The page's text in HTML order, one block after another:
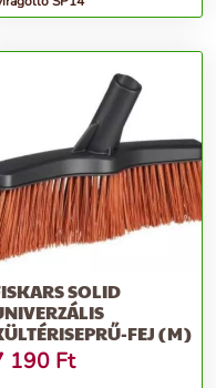
SOLID
FEJ (M)
190 Ft